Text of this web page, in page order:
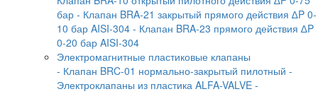
бар - Клапан BRA-21 закрытый прямого действия ∆P 0-
10 бар AISI-304 - Клапан BRA-23 прямого действия ∆P
0-20 бар AISI-304
Электромагнитные пластиковые клапаны
- Клапан BRC-01 нормально-закрытый пилотный -
Электроклапаны из пластика ALFA-VALVE -